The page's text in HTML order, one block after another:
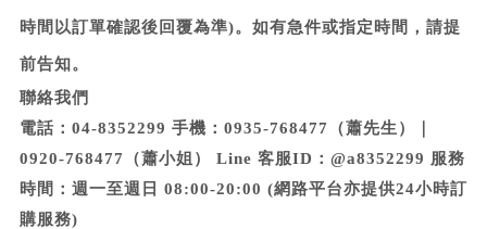
時間以訂單確認後回覆為準)。如有急件或指定時間，請提
前告知。
聯絡我們
電話：04-8352299 手機：0935-768477（蕭先生）｜
0920-768477（蕭小姐） Line 客服ID：@a8352299 服務
時間：週一至週日 08:00-20:00 (網路平台亦提供24小時訂
購服務)